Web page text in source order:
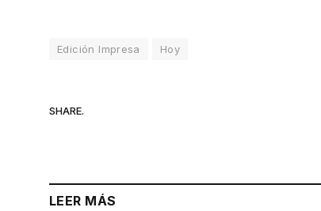
Edición Impresa Hoy
SHARE.
LEER MÁS